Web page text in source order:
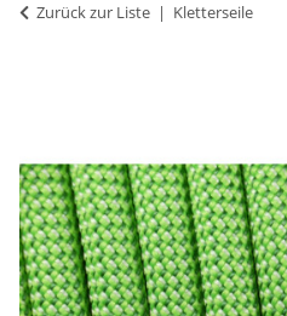
Zurück zur Liste Kletterseile